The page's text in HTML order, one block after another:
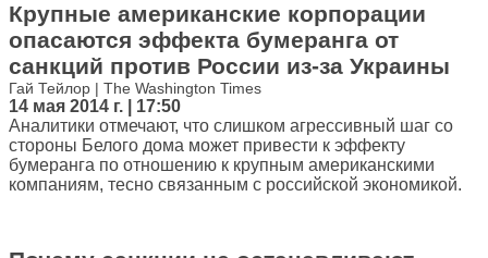
Крупные американские корпорации
опасаются эффекта бумеранга от
санкций против России из-за Украины
Гай Тейлор | The Washington Times
14 мая 2014 г. | 17:50
Аналитики отмечают, что слишком агрессивный шаг со
стороны Белого дома может привести к эффекту
бумеранга по отношению к крупным американскими
компаниям, тесно связанным с российской экономикой.